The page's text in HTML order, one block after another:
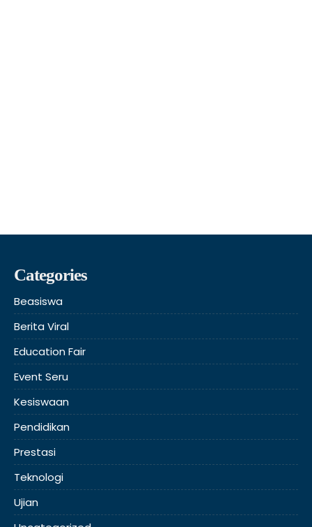
Categories
Beasiswa
Berita Viral
Education Fair
Event Seru
Kesiswaan
Pendidikan
Prestasi
Teknologi
Ujian